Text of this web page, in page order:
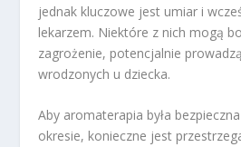
jednak kluczowe jest umiar i
lekarzem. Niektóre z nich mogą
zagrożenie, potencjalnie
wrodzonych u dziecka.
Aby aromaterapia była
okresie, konieczne jest